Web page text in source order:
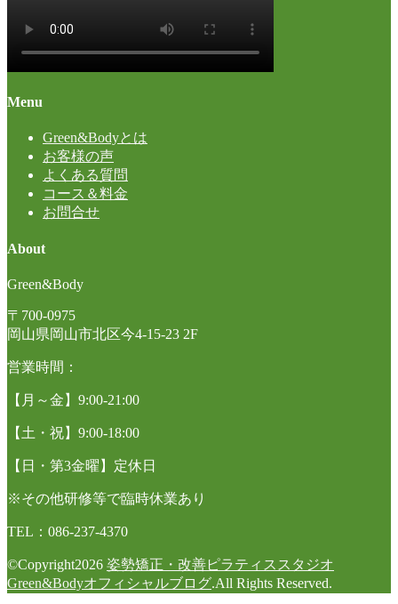
Menu
Green&Bodyとは
お客様の声
よくある質問
コース＆料金
お問合せ
About
Green&Body
〒700-0975
岡山県岡山市北区今4-15-23 2F
営業時間：
【月～金】9:00-21:00
【土・祝】9:00-18:00
【日・第3金曜】定休日
※その他研修等で臨時休業あり
TEL：086-237-4370
©Copyright2026 姿勢矯正・改善ピラティススタジオ
Green&Bodyオフィシャルブログ.All Rights Reserved.